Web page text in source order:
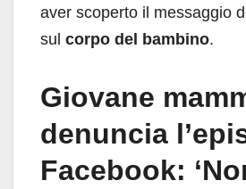
aver scoperto il messaggio
sul corpo del bambino.
Giovane
denuncia
Facebook: